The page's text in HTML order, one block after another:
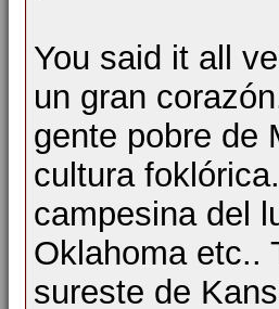
You said it all
un gran
gente pobre de
cultura
campesina del
Oklahoma etc..
sureste de